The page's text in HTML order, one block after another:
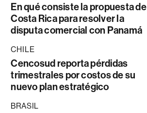
En qué consiste la propuesta de
Costa Rica para resolver la
disputa comercial con Panamá
CHILE
Cencosud reporta pérdidas
trimestrales por costos de su
nuevo plan estratégico
BRASIL